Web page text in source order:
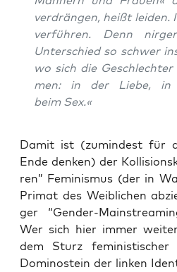
ver­drän­gen, heißt lei­den.
ver­füh­ren. Denn
Unter­schied so schwer
wo sich die
men: in der Lie­be, in
beim Sex.«
Damit ist (zumin­dest für
Ende den­ken) der
ren” Femi­nis­mus (der in
Pri­mat des Weib­li­chen
ger “Gen­der-
Wer sich hier immer
dem Sturz femi­nis­ti­scher
Domi­no­stein der lin­ken